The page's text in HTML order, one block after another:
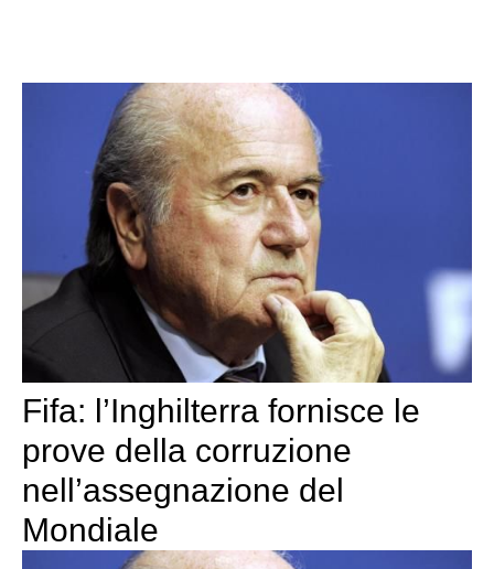
Fifa: l’Inghilterra fornisce le
prove della corruzione
nell’assegnazione del
Mondiale